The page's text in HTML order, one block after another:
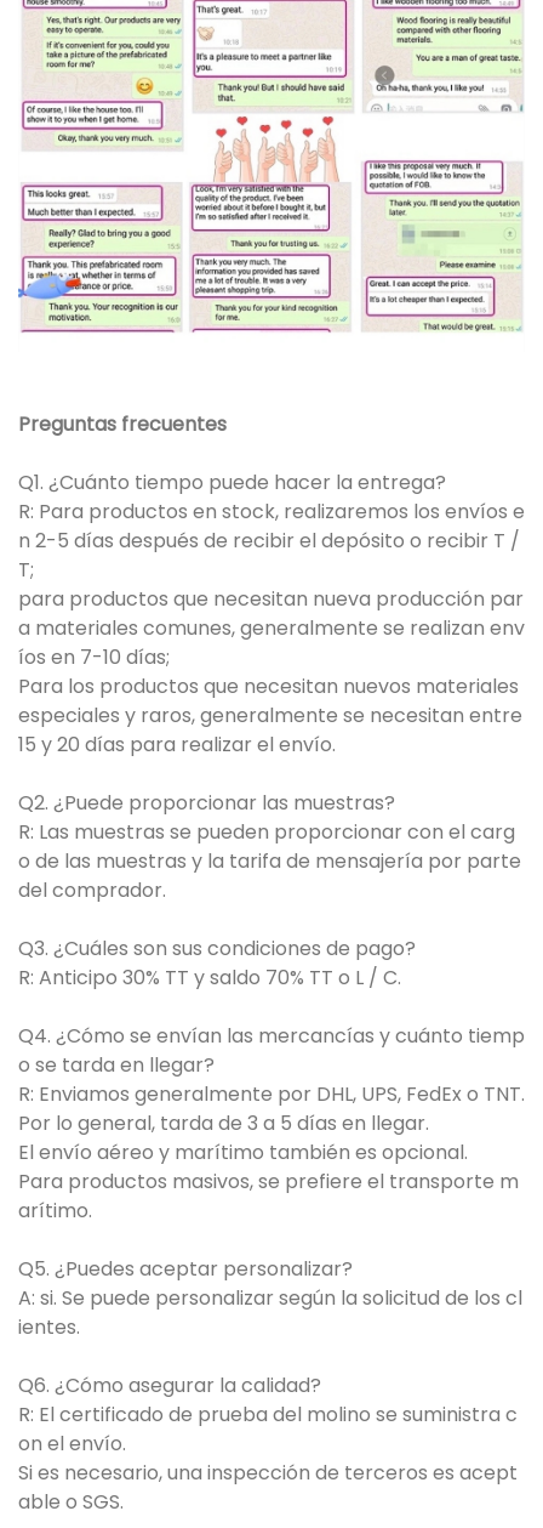
Preguntas frecuentes
Q1. ¿Cuánto tiempo puede hacer la entrega?
R: Para productos en stock, realizaremos los envíos e
n 2-5 días después de recibir el depósito o recibir T /
T;
para productos que necesitan nueva producción par
a materiales comunes, generalmente se realizan env
íos en 7-10 días;
Para los productos que necesitan nuevos materiales
especiales y raros, generalmente se necesitan entre
15 y 20 días para realizar el envío.
Q2. ¿Puede proporcionar las muestras?
R: Las muestras se pueden proporcionar con el carg
o de las muestras y la tarifa de mensajería por parte
del comprador.
Q3. ¿Cuáles son sus condiciones de pago?
R: Anticipo 30% TT y saldo 70% TT o L / C.
Q4. ¿Cómo se envían las mercancías y cuánto tiemp
o se tarda en llegar?
R: Enviamos generalmente por DHL, UPS, FedEx o TNT.
Por lo general, tarda de 3 a 5 días en llegar.
El envío aéreo y marítimo también es opcional.
Para productos masivos, se prefiere el transporte m
arítimo.
Q5. ¿Puedes aceptar personalizar?
A: si. Se puede personalizar según la solicitud de los cl
ientes.
Q6. ¿Cómo asegurar la calidad?
R: El certificado de prueba del molino se suministra c
on el envío.
Si es necesario, una inspección de terceros es acept
able o SGS.